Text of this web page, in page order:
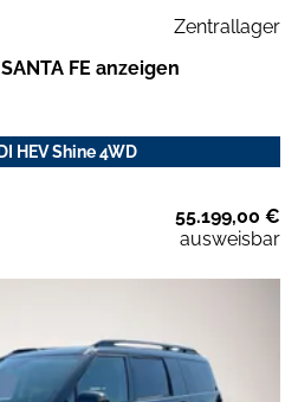
Zentrallager
FE anzeigen
HEV Shine 4WD
55.199,00 €
ausweisbar